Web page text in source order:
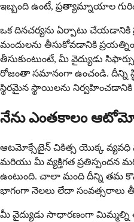
ఇబ్బంది ఉంటే, ప్రత్యామ్నాయాల
ఒక దినచర్యను ఏర్పాటు
మందులను తీసుకోవడానికి
తీసుకుంటుంటే, మీ వైద్యుడు
రోజంతా సమానంగా ఉంచండి. దీన్ని
స్థిరమైన స్థాయిలను
నేను ఎంతకాలం
ఆటమోక్సేటైన్ చికిత్స యొక్క వ్యవధి
మరియు మీ వ్యక్తిగత
ఉంటుంది. చాలా మంది దీన్ని తమ
భాగంగా నెలలు లేదా సంవత్సరాలు
మీ వైద్యుడు సాధారణంగా మిమ్మల్ని